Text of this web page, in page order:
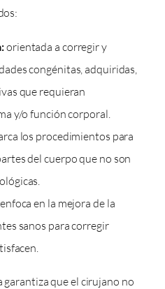
orientada a corregir y
congénitas, adquiridas,
que requieran
y/o función corporal.
los procedimientos para
del cuerpo que no son
en la mejora de la
sanos para corregir
que el cirujano no